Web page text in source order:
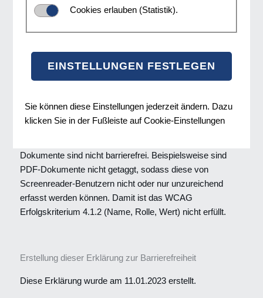
Cookies erlauben (Statistik).
Sie können diese Einstellungen jederzeit ändern. Dazu
klicken Sie in der Fußleiste auf Cookie-Einstellungen
Media Affairs GmbH ist bemüht oben genannte Probleme
zu beheben.
Dokumente sind nicht barrierefrei. Beispielsweise sind
PDF-Dokumente nicht getaggt, sodass diese von
Screenreader-Benutzern nicht oder nur unzureichend
erfasst werden können. Damit ist das WCAG
Erfolgskriterium 4.1.2 (Name, Rolle, Wert) nicht erfüllt.
Erstellung dieser Erklärung zur Barrierefreiheit
Diese Erklärung wurde am 11.01.2023 erstellt.